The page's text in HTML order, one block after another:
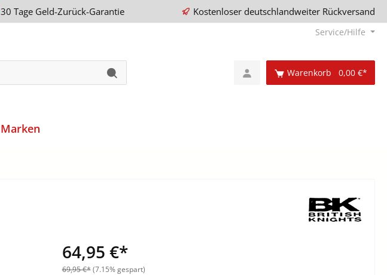
30 Tage Geld-Zurück-Garantie Kostenloser deutschlandweiter Rückversand
Service/Hilfe
Warenkorb 0,00 €*
Marken
64,95 €*
69,95 €* (7.15% gespart)